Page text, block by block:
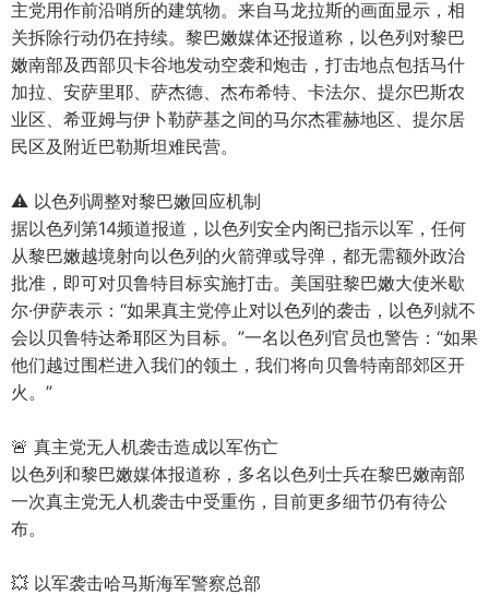
主党用作前沿哨所的建筑物。来自马龙拉斯的画面显示，相
关拆除行动仍在持续。黎巴嫩媒体还报道称，以色列对黎巴
嫩南部及西部贝卡谷地发动空袭和炮击，打击地点包括马什
加拉、安萨里耶、萨杰德、杰布希特、卡法尔、提尔巴斯农
业区、希亚姆与伊卜勒萨基之间的马尔杰霍赫地区、提尔居
民区及附近巴勒斯坦难民营。
⚠️ 以色列调整对黎巴嫩回应机制
据以色列第14频道报道，以色列安全内阁已指示以军，任何
从黎巴嫩越境射向以色列的火箭弹或导弹，都无需额外政治
批准，即可对贝鲁特目标实施打击。美国驻黎巴嫩大使米歇
尔·伊萨表示：“如果真主党停止对以色列的袭击，以色列就不
会以贝鲁特达希耶区为目标。”一名以色列官员也警告：“如果
他们越过围栏进入我们的领土，我们将向贝鲁特南部郊区开
火。”
🚨 真主党无人机袭击造成以军伤亡
以色列和黎巴嫩媒体报道称，多名以色列士兵在黎巴嫩南部
一次真主党无人机袭击中受重伤，目前更多细节仍有待公
布。
💥 以军袭击哈马斯海军警察总部